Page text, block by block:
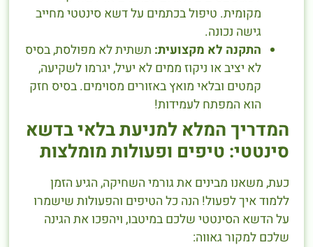
מקומית. טיפול בכתמים על דשא סינטטי מחייב
גישה נכונה.
התקנה לא מקצועית: תשתית לא מפולסת, בסיס
לא יציב או ניקוז ממים לא יעיל, יגרמו לשקיעה,
קמטים ובלאי מואץ באזורים מסוימים. בסיס חזק
הוא המפתח לעמידות!
המדריך המלא למניעת בלאי בדשא
סינטטי: טיפים ופעולות מומלצות
כעת, משאנו מבינים את גורמי השחיקה, הגיע הזמן
ללמוד איך לפעול! הנה כל הטיפים והפעולות שישמרו
על הדשא הסינטטי שלכם במיטבו, ויהפכו את הגינה
שלכם למקור גאווה: